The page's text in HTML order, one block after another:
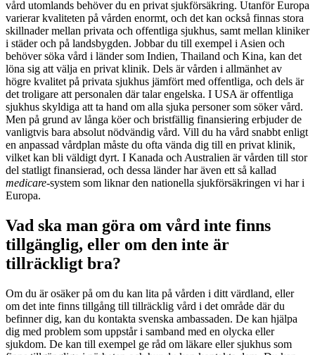
vård utomlands behöver du en privat sjukförsäkring. Utanför Europa
varierar kvaliteten på vården enormt, och det kan också finnas stora
skillnader mellan privata och offentliga sjukhus, samt mellan kliniker
i städer och på landsbygden. Jobbar du till exempel i Asien och
behöver söka vård i länder som Indien, Thailand och Kina, kan det
löna sig att välja en privat klinik. Dels är vården i allmänhet av
högre kvalitet på privata sjukhus jämfört med offentliga, och dels är
det troligare att personalen där talar engelska. I USA är offentliga
sjukhus skyldiga att ta hand om alla sjuka personer som söker vård.
Men på grund av långa köer och bristfällig finansiering erbjuder de
vanligtvis bara absolut nödvändig vård. Vill du ha vård snabbt enligt
en anpassad vårdplan måste du ofta vända dig till en privat klinik,
vilket kan bli väldigt dyrt. I Kanada och Australien är vården till stor
del statligt finansierad, och dessa länder har även ett så kallad
medicare-system som liknar den nationella sjukförsäkringen vi har i
Europa.
Vad ska man göra om vård inte finns
tillgänglig, eller om den inte är
tillräckligt bra?
Om du är osäker på om du kan lita på vården i ditt värdland, eller
om det inte finns tillgång till tillräcklig vård i det område där du
befinner dig, kan du kontakta svenska ambassaden. De kan hjälpa
dig med problem som uppstår i samband med en olycka eller
sjukdom. De kan till exempel ge råd om läkare eller sjukhus som